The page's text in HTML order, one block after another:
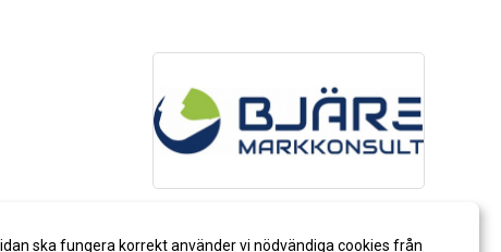
ska fungera korrekt använder vi nödvändiga cookies från